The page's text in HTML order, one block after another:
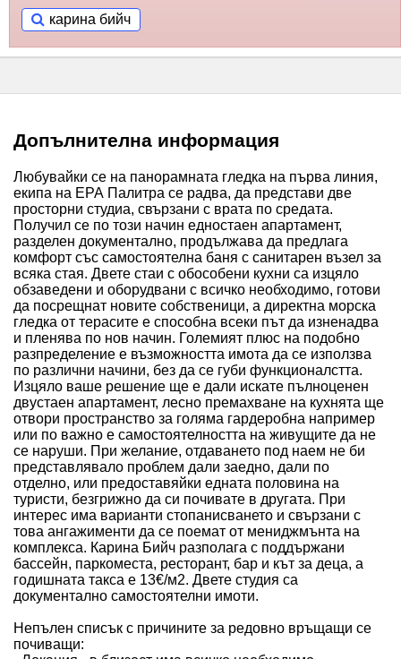
карина бийч
Допълнителна информация
Любувайки се на панорамната гледка на първа линия,
екипа на ЕРА Палитра се радва, да представи две
просторни студиа, свързани с врата по средата.
Получил се по този начин едностаен апартамент,
разделен документално, продължава да предлага
комфорт със самостоятелна баня с санитарен възел за
всяка стая. Двете стаи с обособени кухни са изцяло
обзаведени и оборудвани с всичко необходимо, готови
да посрещнат новите собственици, а директна морска
гледка от терасите е способна всеки път да изненадва
и пленява по нов начин. Големият плюс на подобно
разпределение е възможността имота да се използва
по различни начини, без да се губи функционалстта.
Изцяло ваше решение ще е дали искате пълноценен
двустаен апартамент, лесно премахване на кухнята ще
отвори пространство за голяма гардеробна например
или по важно е самостоятелността на живущите да не
се наруши. При желание, отдаването под наем не би
представлявало проблем дали заедно, дали по
отделно, или предоставяйки едната половина на
туристи, безгрижно да си почивате в другата. При
интерес има варианти стопанисването и свързани с
това ангажименти да се поемат от мениджмънта на
комплекса. Карина Бийч разполага с поддържани
бассейн, паркоместа, ресторант, бар и кът за деца, а
годишната такса е 13€/м2. Двете студия са
документално самостоятелни имоти.
Непълен списък с причините за редовно връщащи се
почиващи: